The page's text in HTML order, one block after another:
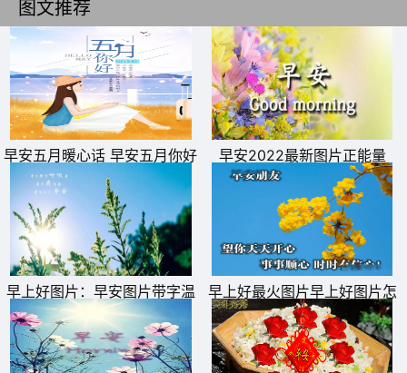
都更好。早安!
图文推荐
早安五月暖心话 早安五月你好
文字图片
早安2022最新图片正能量
早上好图片：早安图片带字温
馨图片
早上好最火图片早上好图片怎
样发给朋友圈